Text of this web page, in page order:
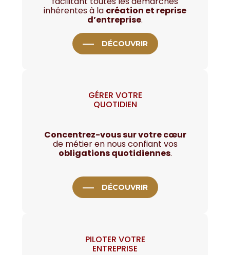
inhérentes à la création et reprise
d’entreprise.
DÉCOUVRIR
GÉRER VOTRE
QUOTIDIEN
Concentrez-vous sur votre cœur
de métier en nous confiant vos
obligations quotidiennes.
DÉCOUVRIR
PILOTER VOTRE
ENTREPRISE